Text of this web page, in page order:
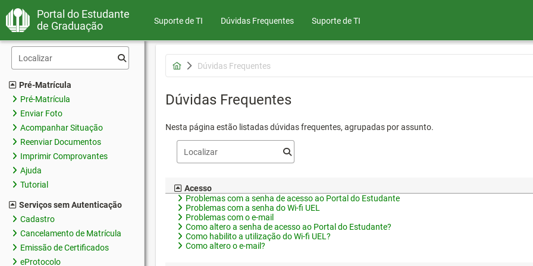
Portal do Estudante
de Graduação
Suporte de TI Dúvidas Frequentes Suporte de TI
Pré-Matrícula
Pré-Matrícula
Enviar Foto
Acompanhar Situação
Reenviar Documentos
Imprimir Comprovantes
Ajuda
Tutorial
Serviços sem Autenticação
Cadastro
Cancelamento de Matrícula
Emissão de Certificados
eProtocolo
Dúvidas Frequentes
Dúvidas Frequentes
Nesta página estão listadas dúvidas frequentes, agrupadas por assunto.
Acesso
Problemas com a senha de acesso ao Portal do Estudante
Problemas com a senha do Wi-fi UEL
Problemas com o e-mail
Como altero a senha de acesso ao Portal do Estudante?
Como habilito a utilização do Wi-fi UEL?
Como altero o e-mail?